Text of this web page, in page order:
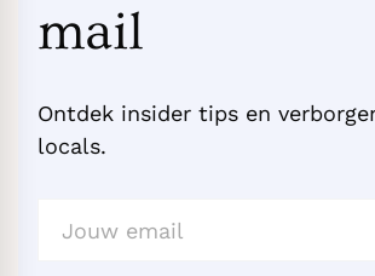
mail
Ontdek insider tips en
locals.